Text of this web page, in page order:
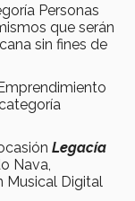
Personas
que serán
sin fines de
Legacía
Nava,
Musical Digital